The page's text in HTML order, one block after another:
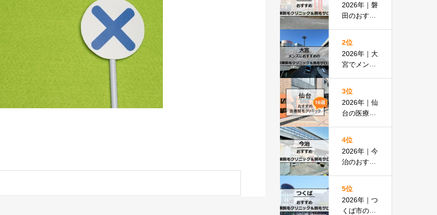
2026年｜磐
田のおすす
＆脱毛サロ
ン全8選
2位
2026年｜大
宮でメンズ
脱毛＆脱毛
サロン全16
選
3位
2026年｜仙
台の医療脱
払いOKの
安い医院も
紹介
4位
2026年｜今
治のおすす
＆脱毛サロ
ン全13選
5位
2026年｜つ
くば市のお